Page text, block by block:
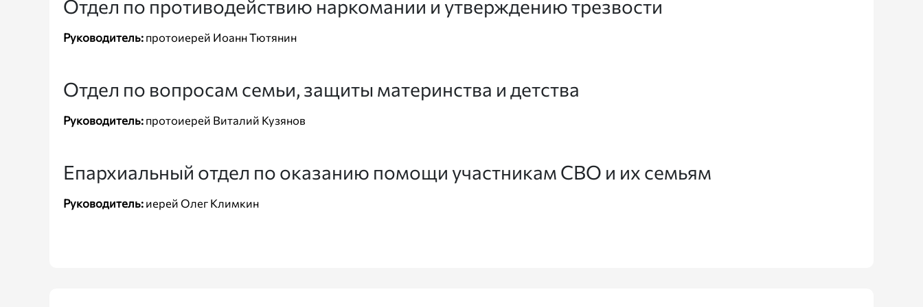
Отдел по противодействию наркомании и утверждению трезвости
Руководитель: протоиерей Иоанн Тютянин
Отдел по вопросам семьи, защиты материнства и детства
Руководитель: протоиерей Виталий Кузянов
Епархиальный отдел по оказанию помощи участникам СВО и их семьям
Руководитель: иерей Олег Климкин